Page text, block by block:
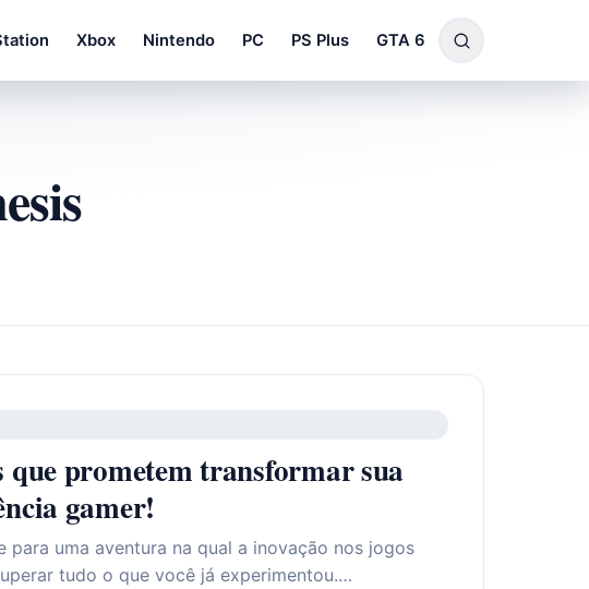
Xbox Nintendo PC PS Plus GTA 6
que prometem transformar sua
gamer!
para uma aventura na qual a inovação nos jogos
tudo o que você já experimentou.…